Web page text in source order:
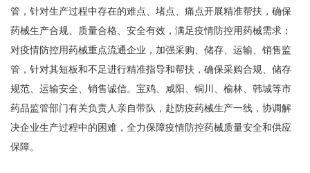
管，针对生产过程中存在的难点、堵点、痛点开展精准帮扶，确保
药械生产合规、质量合格、安全有效，满足疫情防控用药械需求；
对疫情防控用药械重点流通企业，加强采购、储存、运输、销售监
管，针对其短板和不足进行精准指导和帮扶，确保采购合规、储存
规范、运输安全、销售诚信。宝鸡、咸阳、铜川、榆林、韩城等市
药品监管部门有关负责人亲自带队，赴防疫药械生产一线，协调解
决企业生产过程中的困难，全力保障疫情防控药械质量安全和供应
保障。